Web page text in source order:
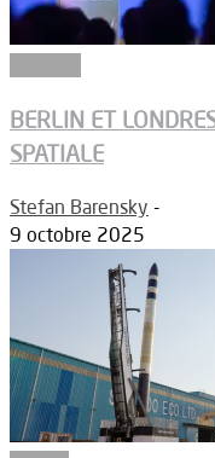
BERLIN ET
SPATIALE
Stefan Barensky -
9 octobre 2025